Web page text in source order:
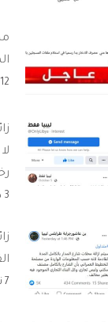
12 يناير، 2023
3 ديسمبر، 2022
7 نوفمبر، 2022